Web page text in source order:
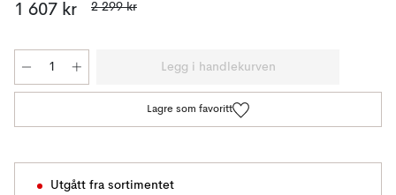
1 607 kr 2 299 kr
Legg i handlekurven
Lagre som favoritt
Utgått fra sortimentet